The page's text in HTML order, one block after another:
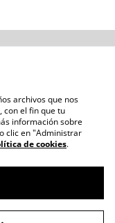
Blogs
archivos que nos
con el fin que tu
información sobre
clic en "Administrar
de cookies.